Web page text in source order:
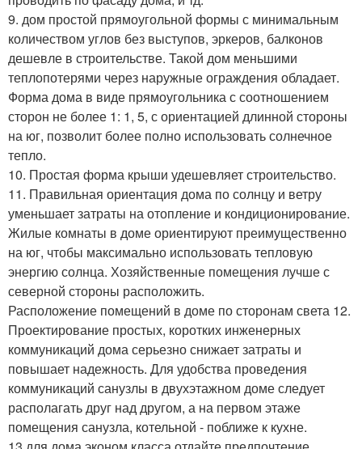
9. дом простой прямоугольной формы с минимальным
количеством углов без выступов, эркеров, балконов
дешевле в строительстве. Такой дом меньшими
теплопотерями через наружные ограждения обладает.
Форма дома в виде прямоугольника с соотношением
сторон не более 1: 1, 5, с ориентацией длинной стороны
на юг, позволит более полно использовать солнечное
тепло.
10. Простая форма крыши удешевляет строительство.
11. Правильная ориентация дома по солнцу и ветру
уменьшает затраты на отопление и кондиционирование.
Жилые комнаты в доме ориентируют преимущественно
на юг, чтобы максимально использовать тепловую
энергию солнца. Хозяйственные помещения лучше с
северной стороны расположить.
Расположение помещений в доме по сторонам света 12.
Проектирование простых, коротких инженерных
коммуникаций дома серьезно снижает затраты и
повышает надежность. Для удобства проведения
коммуникаций санузлы в двухэтажном доме следует
располагать друг над другом, а на первом этаже
помещения санузла, котельной - поближе к кухне.